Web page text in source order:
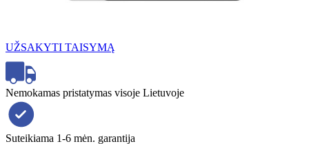
UŽSAKYTI TAISYMĄ
Nemokamas pristatymas visoje Lietuvoje
Suteikiama 1-6 mėn. garantija